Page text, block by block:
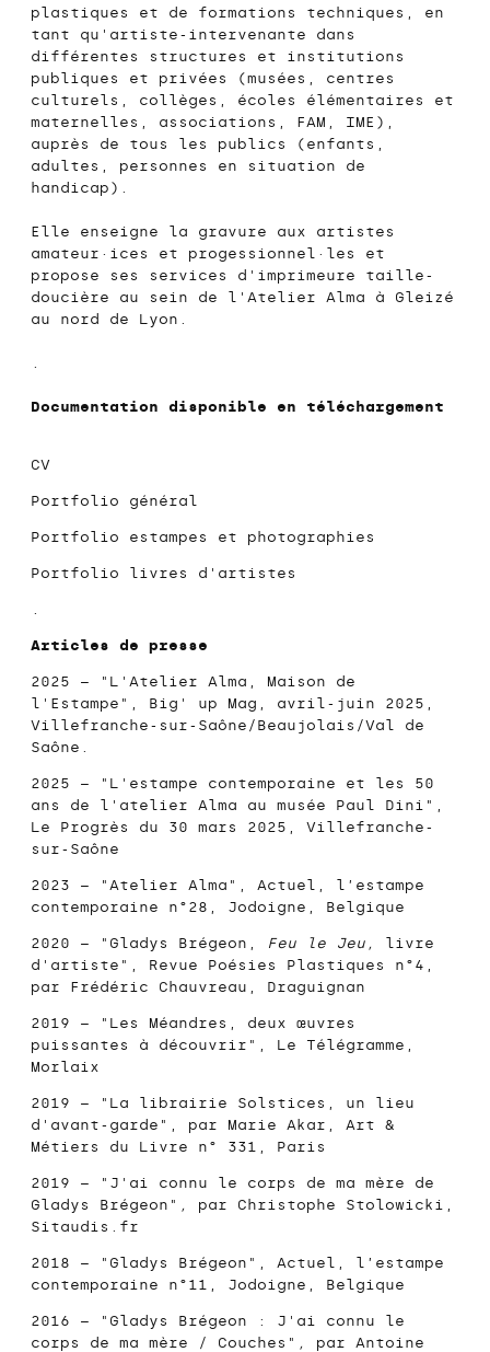
plastiques et de formations techniques, en
tant qu'artiste-intervenante dans
différentes structures et institutions
publiques et privées (musées, centres
culturels, collèges, écoles élémentaires et
maternelles, associations, FAM, IME),
auprès de tous les publics (enfants,
adultes, personnes en situation de
handicap).
Elle enseigne la gravure aux artistes
amateur·ices et progessionnel·les et
propose ses services d'imprimeure taille-
doucière au sein de l' Atelier Alma à Gleizé
au nord de Lyon.
.
Documentation disponible en téléchargement
CV
Portfolio général
Portfolio estampes et photographies
Portfolio livres d'artistes
.
Articles de presse
2025 – "L'Atelier Alma, Maison de
l'Estampe", Big' up Mag , avril-juin 2025,
Villefranche-sur-Saône/Beaujolais/Val de
Saône.
2025 – "L'estampe contemporaine et les 50
ans de l'atelier Alma au musée Paul Dini",
Le Progrès
du 30 mars 2025, Villefranche-
sur-Saône
2023 – "Atelier Alma", Actuel, l’estampe
contemporaine n°28 , Jodoigne, Belgique
2020 – "Gladys Brégeon, Feu le Jeu, livre
d'artiste", Revue Poésies Plastiques n°4 ,
par Frédéric Chauvreau, Draguignan
2019 – "Les Méandres, deux œuvres
puissantes à découvrir", Le Télégramme ,
Morlaix
2019 – "La librairie Solstices, un lieu
d'avant-garde", par Marie Akar, Art &
Métiers du Livre n° 331 , Paris
2019 – "J'ai connu le corps de ma mère de
Gladys Brégeon" ,
par Christophe Stolowicki,
Sitaudis.fr
2018 – "Gladys Brégeon", Actuel, l’estampe
contemporaine n°11 , Jodoigne, Belgique
2016 – "Gladys Brégeon : J'ai connu le
corps de ma mère / Couches" ,
par Antoine